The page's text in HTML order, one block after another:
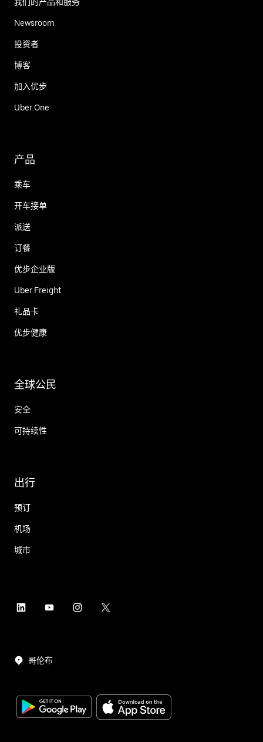
Newsroom
投资者
博客
加入优步
Uber One
产品
乘车
开车接单
派送
订餐
优步企业版
Uber Freight
礼品卡
优步健康
全球公民
安全
可持续性
出行
预订
机场
城市
哥伦布